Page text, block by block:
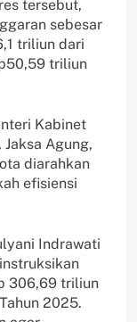
tersebut,
sebesar
triliun dari
triliun
Kabinet
Agung,
diarahkan
efisiensi
Indrawati
306,69 triliun
2025.